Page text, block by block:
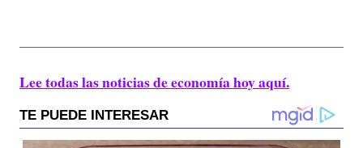
Lee todas las noticias de economía hoy aquí.